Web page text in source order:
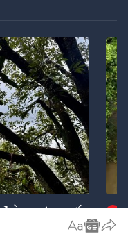
cán mốc